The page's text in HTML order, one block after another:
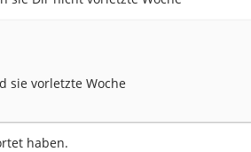
sie vorletzte Woche
haben.